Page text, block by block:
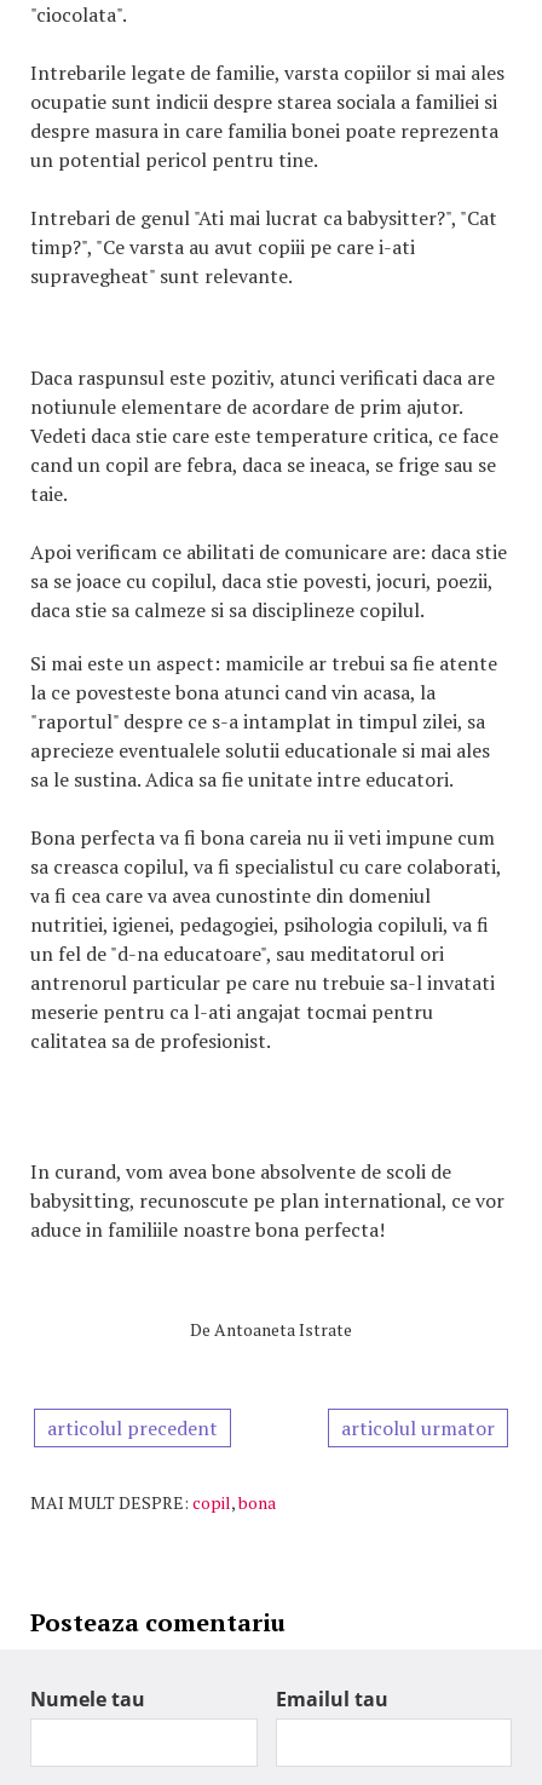
"ciocolata".
Intrebarile legate de familie, varsta copiilor si mai ales
ocupatie sunt indicii despre starea sociala a familiei si
despre masura in care familia bonei poate reprezenta
un potential pericol pentru tine.
Intrebari de genul "Ati mai lucrat ca babysitter?", "Cat
timp?", "Ce varsta au avut copiii pe care i-ati
supravegheat" sunt relevante.
Daca raspunsul este pozitiv, atunci verificati daca are
notiunule elementare de acordare de prim ajutor.
Vedeti daca stie care este temperature critica, ce face
cand un copil are febra, daca se ineaca, se frige sau se
taie.
Apoi verificam ce abilitati de comunicare are: daca stie
sa se joace cu copilul, daca stie povesti, jocuri, poezii,
daca stie sa calmeze si sa disciplineze copilul.
Si mai este un aspect: mamicile ar trebui sa fie atente
la ce povesteste bona atunci cand vin acasa, la
"raportul" despre ce s-a intamplat in timpul zilei, sa
aprecieze eventualele solutii educationale si mai ales
sa le sustina. Adica sa fie unitate intre educatori.
Bona perfecta va fi bona careia nu ii veti impune cum
sa creasca copilul, va fi specialistul cu care colaborati,
va fi cea care va avea cunostinte din domeniul
nutritiei, igienei, pedagogiei, psihologia copiluli, va fi
un fel de "d-na educatoare", sau meditatorul ori
antrenorul particular pe care nu trebuie sa-l invatati
meserie pentru ca l-ati angajat tocmai pentru
calitatea sa de profesionist.
In curand, vom avea bone absolvente de scoli de
babysitting, recunoscute pe plan international, ce vor
aduce in familiile noastre bona perfecta!
De Antoaneta Istrate
articolul precedent articolul urmator
MAI MULT DESPRE: copil,bona
Posteaza comentariu
Numele tau Emailul tau